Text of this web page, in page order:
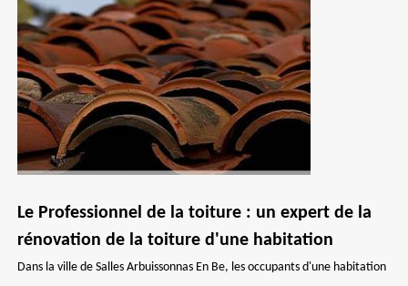
Le Professionnel de la toiture : un expert de la
rénovation de la toiture d'une habitation
Dans la ville de Salles Arbuissonnas En Be, les occupants d'une habitation